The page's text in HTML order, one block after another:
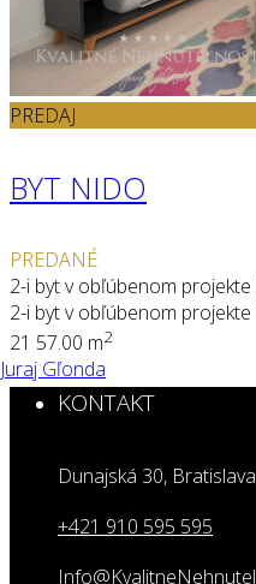
PREDAJ
BYT NIDO
PREDANÉ
2-i byt v obľúbenom
2-i byt v obľúbenom
21 57.00 m2
Juraj Gľonda
KONTAKT
Dunajská 30, Bratislava
+421 910 595 595